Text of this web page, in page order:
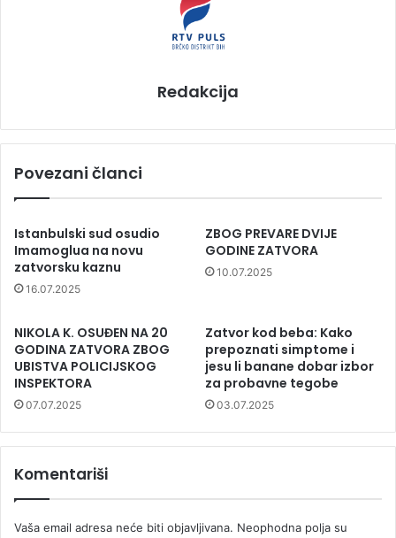
Redakcija
Povezani članci
Istanbulski sud osudio
Imamoglua na novu
zatvorsku kaznu
16.07.2025
ZBOG PREVARE DVIJE
GODINE ZATVORA
10.07.2025
NIKOLA K. OSUĐEN NA 20
GODINA ZATVORA ZBOG
UBISTVA POLICIJSKOG
INSPEKTORA
07.07.2025
Zatvor kod beba: Kako
prepoznati simptome i
jesu li banane dobar izbor
za probavne tegobe
03.07.2025
Komentariši
Vaša email adresa neće biti objavljivana. Neophodna polja su